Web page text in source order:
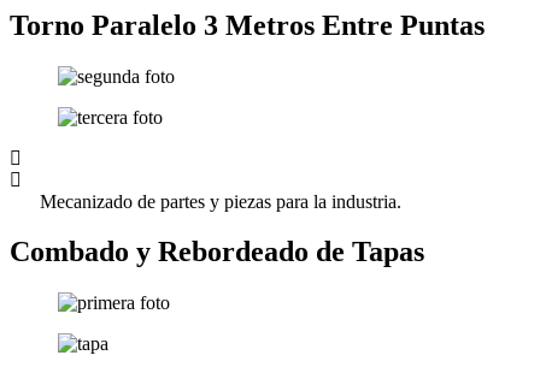
Torno Paralelo 3 Metros Entre Puntas
Mecanizado de partes y piezas para la industria.
Combado y Rebordeado de Tapas